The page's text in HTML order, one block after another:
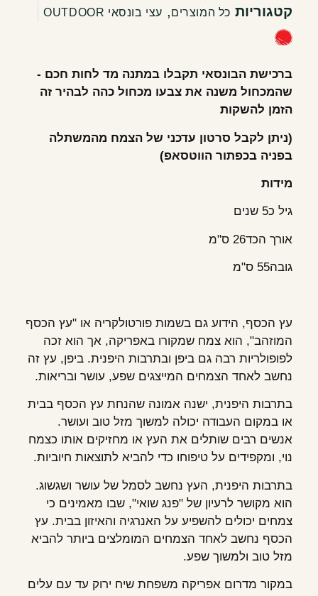
קטגוריות כל המוצרים, עצי בונסאי OUTDOOR
ברכישת הבונסאי תקבלו במתנה מד לחות חכם -
שהמכחול משנה את צבעו מכחול כהה לבהיר זה
הזמן להשקות
(ניתן לקבל סרטון עדכני של הצמח מהמשתלה
בפניה בכפתור הווטסאפ)
מידות
גיל כ5 שנים
אורך הכד26 ס"מ
גובה55 ס"מ
עץ הכסף, הידוע גם בשמות פורטולקריה או "עץ הכסף
המוזהב", הוא צמח שמקורו באפריקה, אך הוא זכה
לפופולריות רבה גם ביפן ובתרבות היפנית. ביפן, עץ זה
נחשב לאחד הצמחים המייצגים שפע, עושר ובריאות.
בתרבות היפנית, ישנה אמונה שהנחת עץ הכסף בבית
או במקום העבודה יכולה למשוך מזל טוב ועושר.
אנשים רבים שותלים את העץ או מחזיקים אותו כצמח
נוי, ומקפידים על טיפוחו כדי להביא לתוצאות חיוביות.
בתרבות היפנית, העץ נחשב לסמל של עושר ושגשוג.
הוא מקושר לרעיון של "פנג שואי", שבו מאמינים כי
צמחים יכולים להשפיע על האנרגיה והאיזון בבית. עץ
הכסף נחשב לאחד הצמחים המומלצים ביותר להביא
מזל טוב ולמשוך שפע.
במקור מדרום אפריקה משפחת שיח ירוק עד עם עלים